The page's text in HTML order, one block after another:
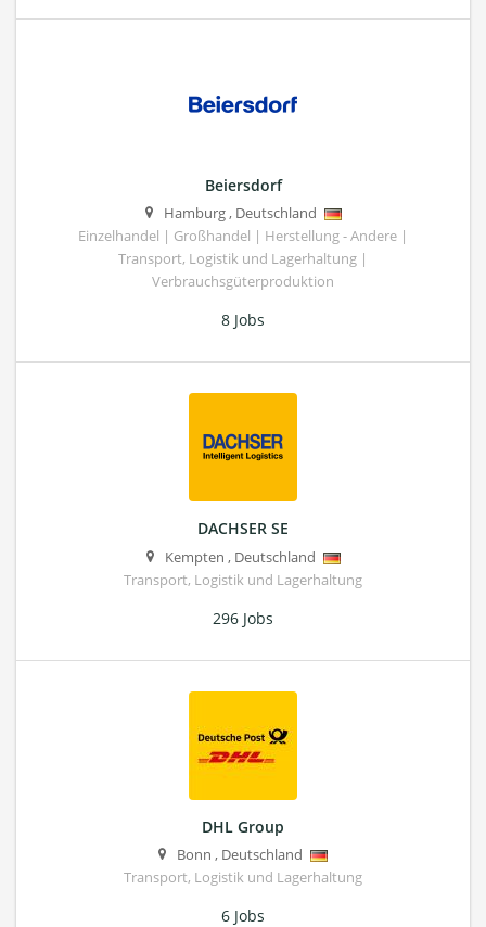
Beiersdorf
Hamburg, Deutschland
Einzelhandel | Großhandel | Herstellung - Andere |
Transport, Logistik und Lagerhaltung |
Verbrauchsgüterproduktion
8 Jobs
DACHSER SE
Kempten , Deutschland
Transport, Logistik und Lagerhaltung
296 Jobs
DHL Group
Bonn , Deutschland
Transport, Logistik und Lagerhaltung
6 Jobs